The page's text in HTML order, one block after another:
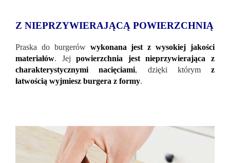
Z NIEPRZYWIERAJĄCĄ POWIERZCHNIĄ
Praska do burgerów wykonana jest z wysokiej jakości
materiałów. Jejpowierzchnia jest nieprzywierająca z
charakterystycznymi nacięciami, dzięki którym z
łatwością wyjmiesz burgera z formy.